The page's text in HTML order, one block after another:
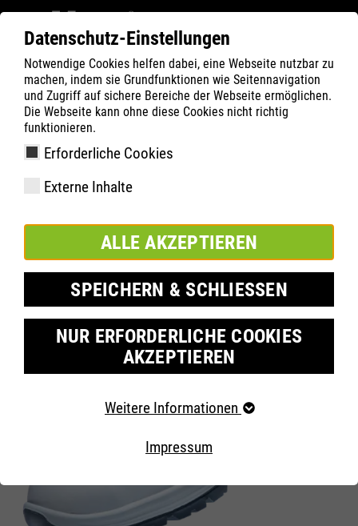
Datenschutz-Einstellungen
Notwendige Cookies helfen dabei, eine Webseite nutzbar zu
machen, indem sie Grundfunktionen wie Seitennavigation
und Zugriff auf sichere Bereiche der Webseite ermöglichen.
Die Webseite kann ohne diese Cookies nicht richtig
funktionieren.
Erforderliche Cookies
Externe Inhalte
ALLE AKZEPTIEREN
SPEICHERN & SCHLIESSEN
NUR ERFORDERLICHE COOKIES
AKZEPTIEREN
Erforderliche Cookies
der Webseite benötigt. Dadurch ist gewährleistet, dass
die Webseite einwandfrei funktioniert..
Externe Inhalte
Weitere Informationen
Impressum
ATLAS Termék keresése
Filter
CL 20 | ESD